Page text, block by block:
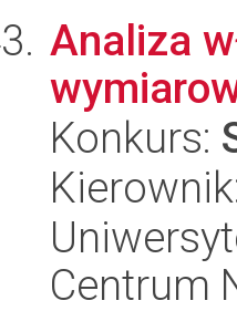
Analiza
Konkurs:
Centrum